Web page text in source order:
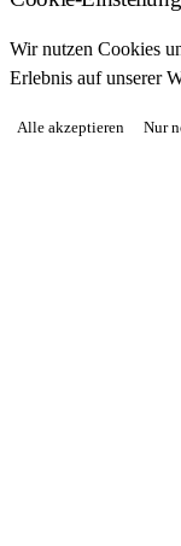
Wir nutzen Cookies
Erlebnis auf unserer
Alle akzeptieren Nur